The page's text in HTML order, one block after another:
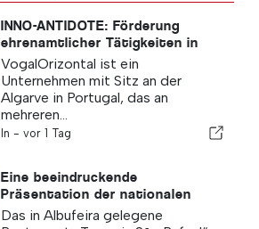
INNO-ANTIDOTE: Förderung
ehrenamtlicher Tätigkeiten in
Portugal
VogalOrizontal ist ein
Unternehmen mit Sitz an der
Algarve in Portugal, das an
mehreren...
In - vor 1 Tag
Eine beeindruckende
Präsentation der nationalen
Küche in Albufeira
Das in Albufeira gelegene